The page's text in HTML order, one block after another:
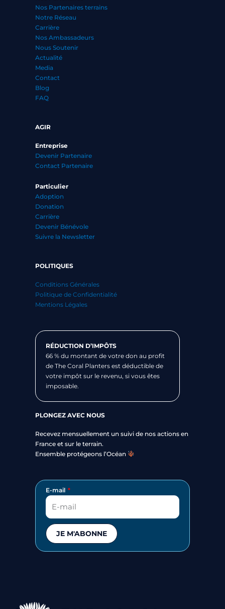
Nos Partenaires terrains
Notre Réseau
Carrière
Nos Ambassadeurs
Nous Soutenir
Actualité
Media
Contact
Blog
FAQ
AGIR
Entreprise
Devenir Partenaire
Contact Partenaire
Particulier
Adoption
Donation
Carrière
Devenir Bénévole
Suivre la Newsletter
POLITIQUES
Conditions Générales
Politique de Confidentialité
Mentions Légales
RÉDUCTION D’IMPÔTS
66 % du montant de votre don au profit
de The Coral Planters est déductible de
votre impôt sur le revenu, si vous êtes
imposable.
PLONGEZ AVEC NOUS
Recevez mensuellement un suivi de nos actions en
France et sur le terrain.
Ensemble protégeons l’Océan
E-mail
JE M'ABONNE